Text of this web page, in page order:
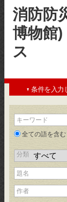
消防防
博物館
ス
▼ 条件を入力
キーワード
全ての語を含む
分類
題名
作者